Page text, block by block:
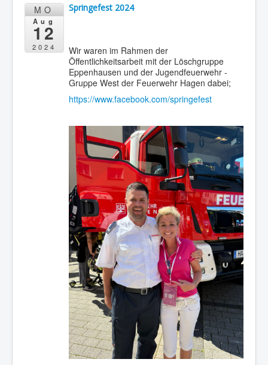
MO
Aug
12
2024
Springefest 2024
Wir waren im Rahmen der
Öffentlichkeitsarbeit mit der Löschgruppe
Eppenhausen und der Jugendfeuerwehr -
Gruppe West der Feuerwehr Hagen dabei;
https://www.facebook.com/springefest